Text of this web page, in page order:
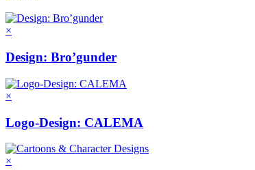
×
Design: Bro’gunder
×
Logo-Design: CALEMA
×